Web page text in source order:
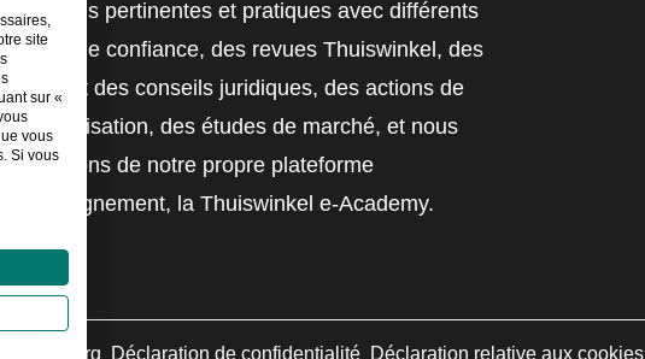
solutions pertinentes et pratiques avec différents
labels de confiance, des revues Thuiswinkel, des
outils et des conseils juridiques, des actions de
sensibilisation, des études de marché, et nous
disposons de notre propre plateforme
d'enseignement, la Thuiswinkel e-Academy.
Déclaration de confidentialité Déclaration relative aux cookies
site
sur «
vous
Si vous